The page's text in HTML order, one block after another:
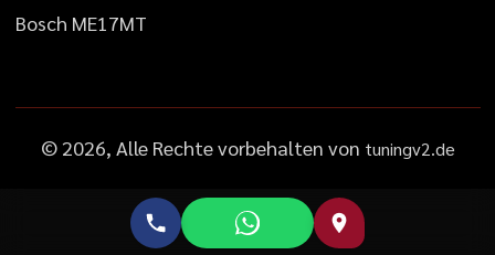
Bosch ME17MT
© 2026, Alle Rechte vorbehalten von tuningv2.de